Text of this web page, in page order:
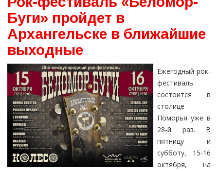
Буги» пройдет в
Архангельске в ближайшие
выходные
Ежегодный рок-
фестиваль
состоится в
столице
Поморья уже в
28-й раз. В
пятницу и
субботу, 15-16
октября, на